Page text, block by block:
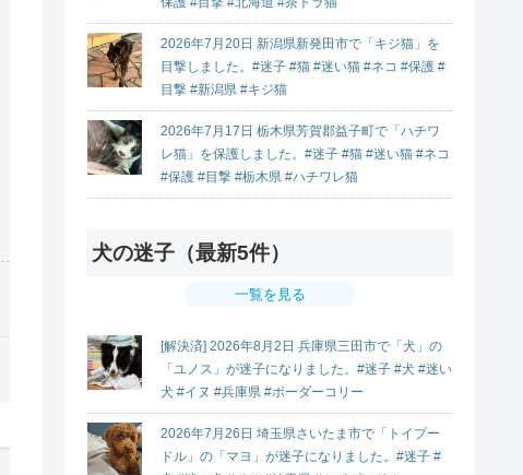
2026年7月20日 新潟県新発田市で「キジ猫」を
目撃しました。#迷子 #猫 #迷い猫 #ネコ #保護 #
目撃 #新潟県 #キジ猫
2026年7月17日 栃木県芳賀郡益子町で「ハチワ
レ猫」を保護しました。#迷子 #猫 #迷い猫 #ネコ
#保護 #目撃 #栃木県 #ハチワレ猫
犬の迷子（最新5件）
一覧を見る
[解決済] 2026年8月2日 兵庫県三田市で「犬」の
「ユノス」が迷子になりました。#迷子 #犬 #迷い
犬 #イヌ #兵庫県 #ボーダーコリー
2026年7月26日 埼玉県さいたま市で「トイプー
ドル」の「マヨ」が迷子になりました。#迷子 #